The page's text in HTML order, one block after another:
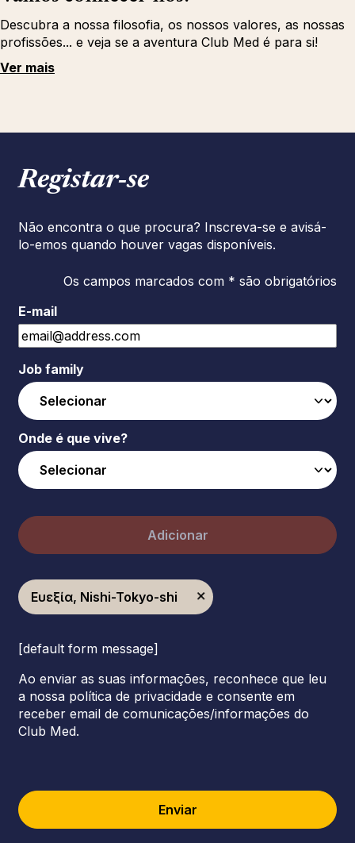
Descubra a nossa filosofia, os nossos valores, as nossas
profissões... e veja se a aventura Club Med é para si!
Ver mais
Registar‑se
Não encontra o que procura? Inscreva-se e avisá-
lo-emos quando houver vagas disponíveis.
Os campos marcados com * são obrigatórios
E-mail
Job family
Onde é que vive?
Adicionar
Ευεξία, Nishi-Tokyo-shi
[default form message]
Ao enviar as suas informações, reconhece que leu
a nossa política de privacidade e consente em
receber email de comunicações/informações do
Club Med.
Enviar